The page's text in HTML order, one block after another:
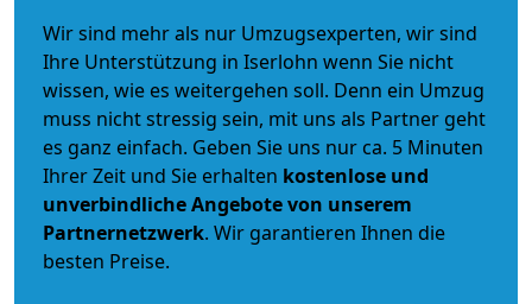
Wir sind mehr als nur Umzugsexperten, wir sind
Ihre Unterstützung in Iserlohn wenn Sie nicht
wissen, wie es weitergehen soll. Denn ein Umzug
muss nicht stressig sein, mit uns als Partner geht
es ganz einfach. Geben Sie uns nur ca. 5 Minuten
Ihrer Zeit und Sie erhalten kostenlose und
unverbindlicheAngebote von unserem
Partnernetzwerk. Wir garantieren Ihnen die
besten Preise.